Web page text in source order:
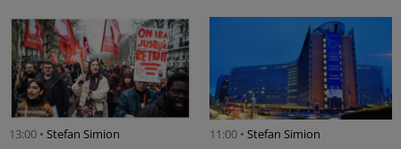
13:00 • Stefan Simion 11:00 • Stefan Simion